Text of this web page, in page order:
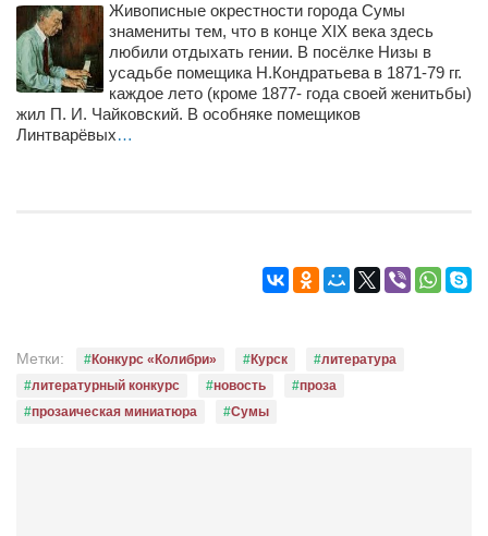
«Павел» — магазин мужской одежды
Туризм
«Траверс» — экипировочный центр
Журналисты
Alfom Studio
Живописные окрестности города Сумы
знамениты тем, что в конце XIX века здесь
любили отдыхать гении. В посёлке Низы в
усадьбе помещика Н.Кондратьева в 1871-79 гг.
каждое лето (кроме 1877- года своей женитьбы)
жил П. И. Чайковский. В особняке помещиков
Линтварёвых…
Метки: Конкурс «Колибри» Курск
литература
литературный конкурс
новость
проза
прозаическая миниатюра
Сумы